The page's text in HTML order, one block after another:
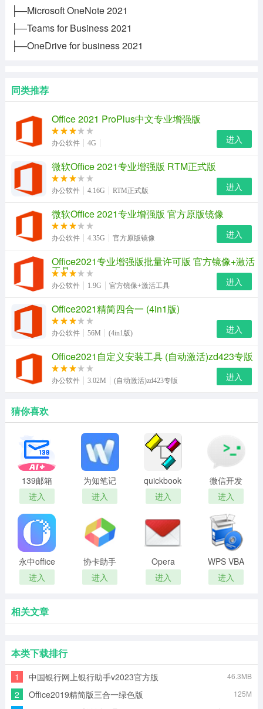
├—Microsoft OneNote 2021
├—Teams for Business 2021
├—OneDrive for business 2021
同类推荐
Office 2021 ProPlus中文专业增强版
办公软件 4G 进入
微软Office 2021专业增强版 RTM正式版
办公软件 4.16G RTM正式版 进入
微软Office 2021专业增强版 官方原版镜像
办公软件 4.35G 官方原版镜像 进入
Office2021专业增强版批量许可版 官方镜像+激活
工具
办公软件 1.9G 官方镜像+激活工具 进入
Office2021精简四合一 (4in1版)
办公软件 56M (4in1版) 进入
Office2021自定义安装工具 (自动激活)zd423专版
办公软件 3.02M (自动激活)zd423专版 进入
猜你喜欢
139邮箱
进入
为知笔记
官方版
进入
quickbooks
财务管理
系统
进入
微信开发
者工具客
户端
进入
永中office
客户端
进入
协卡助手
(数字证书
辅助工具)
进入
Opera
Mail(邮件)
进入
WPS VBA
模块
进入
相关文章
本类下载排行
1 中国银行网上银行助手v2023官方版 46.3MB
2 Office2019精简版三合一绿色版 125M